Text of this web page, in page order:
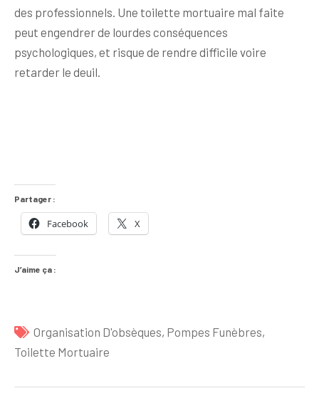
des professionnels. Une toilette mortuaire mal faite
peut engendrer de lourdes conséquences
psychologiques, et risque de rendre difficile voire
retarder le deuil.
Partager :
Facebook X
J’aime ça :
Organisation D'obsèques, Pompes Funèbres,
Toilette Mortuaire